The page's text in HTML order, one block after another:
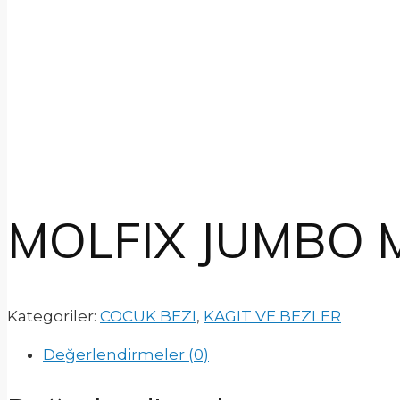
MOLFIX JUMBO
Kategoriler: COCUK BEZI, KAGIT VE BEZLER
Değerlendirmeler (0)